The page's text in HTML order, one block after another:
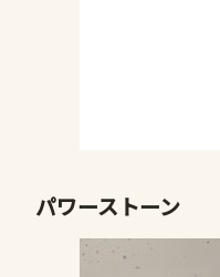
パワーストーン